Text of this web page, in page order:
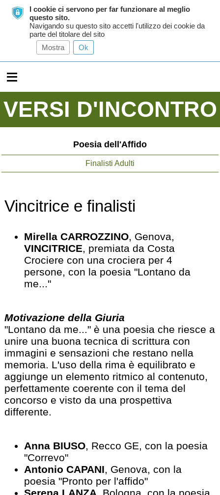
I cookie ci servono per far funzionare al meglio
questo sito.
Navigando su questo sito accetti l'utilizzo dei cookie da
parte del titolare del sito
Mostra
Ok
≡
VERSI D'INCONTRO
Poesia dell'Affido
Finalisti Adulti
Vincitrice e finalisti
Mirella CARROZZINO, Genova,
VINCITRICE, premiata da Costa
Crociere con una crociera per 4
persone, con la poesia "Lontano da
me..."
Motivazione della Giuria
"Lontano da me..." è una poesia che riesce a
unire una buona tecnica di scrittura con
immagini e sensazioni che restano nella
memoria. L'uso della rima è equilibrato e
aggiunge un elemento ritmico al contenuto,
perfettamente coerente con il tema del
concorso e visto da una prospettiva
differente.
Anna BIUSO, Recco GE, con la poesia
"Correvo"
Antonio CAPANI, Genova, con la
poesia "Pronto per l'affido"